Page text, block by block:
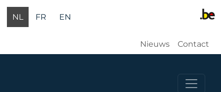
Overslaan en naar de inhoud gaan
NL
FR EN
Nieuws Contact